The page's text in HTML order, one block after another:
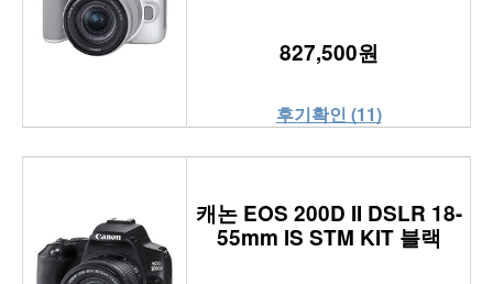
827,500원
후기확인 (11)
캐논 EOS 200D II DSLR 18-
55mm IS STM KIT 블랙